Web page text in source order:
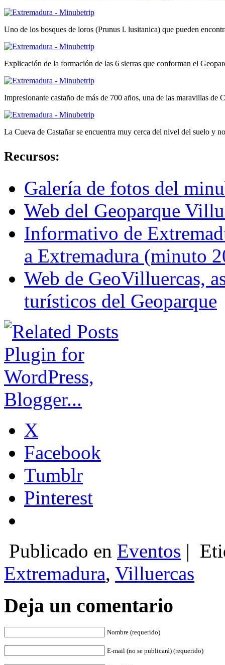
Uno de los bosques de loros (Prunus l. lusitanica) que pueden
Explicación de la formación de las 6 sierras que conforman el
Impresionante castaño de más de 700 años, una de las maravillas de
La Cueva de Castañar se encuentra muy cerca del nivel del suelo y
Recursos:
Galería de fotos del
Web del Geoparque
Informativo de
a Extremadura (minuto
Web de GeoVilluercas,
turísticos del Geoparque
X
Facebook
Tumblr
Pinterest
Publicado en Eventos |
Extremadura, Villuercas
Deja un comentario
Nombre (requerido)
E-mail (no se publicará) (requerido)